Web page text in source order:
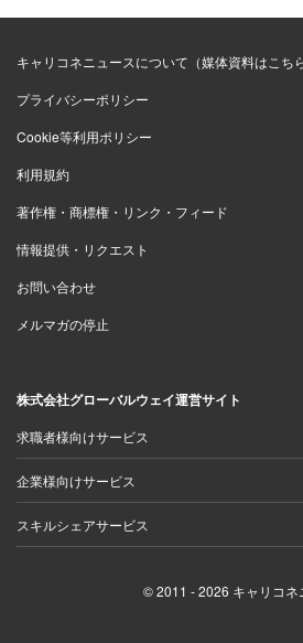
キャリコネニュースについて（媒体資料はこち
プライバシーポリシー
Cookie等利用ポリシー
利用規約
著作権・商標権・リンク・フィード
情報提供・リクエスト
お問い合わせ
メルマガの停止
株式会社グローバルウェイ運営サイト
求職者様向けサービス
企業様向けサービス
スキルシェアサービス
© 2011 - 2026 キャリコネ